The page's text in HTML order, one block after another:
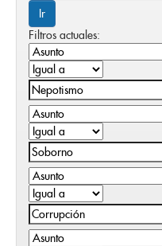
Filtros actuales: